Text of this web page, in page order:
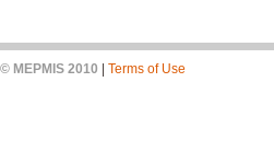
© MEPMIS 2010 | Terms of Use